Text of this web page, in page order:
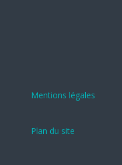
Mentions légales
Plan du site